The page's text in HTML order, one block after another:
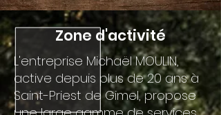
Retour Accueil
L'entreprise Michaël MOULIN,
active depuis plus de 20 ans à
Saint-Priest de Gimel, propose
Zone d'activité